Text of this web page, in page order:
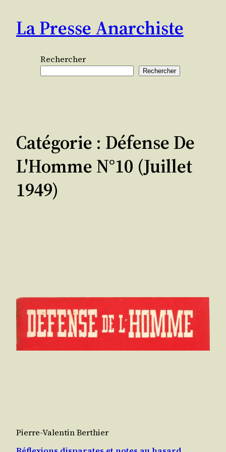
contenu
La Presse Anarchiste
Rechercher
Rechercher
Catégorie : Défense De
L'Homme N°10 (Juillet
1949)
Pierre-Valentin Berthier